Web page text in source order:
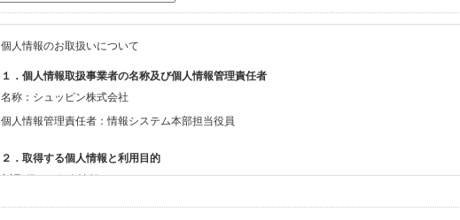
個人情報のお取扱いについて
１．個人情報取扱事業者の名称及び個人情報管理責任者
名称：シュッピン株式会社
個人情報管理責任者：情報システム本部担当役員
２．取得する個人情報と利用目的
(1)取得する個人情報